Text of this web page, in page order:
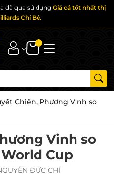
đã qua sử dụng Giá cả tốt nhất thị
Chí Bé.
Chiến, Phương Vinh so
Vinh so
Cup
ĐỨC CHÍ